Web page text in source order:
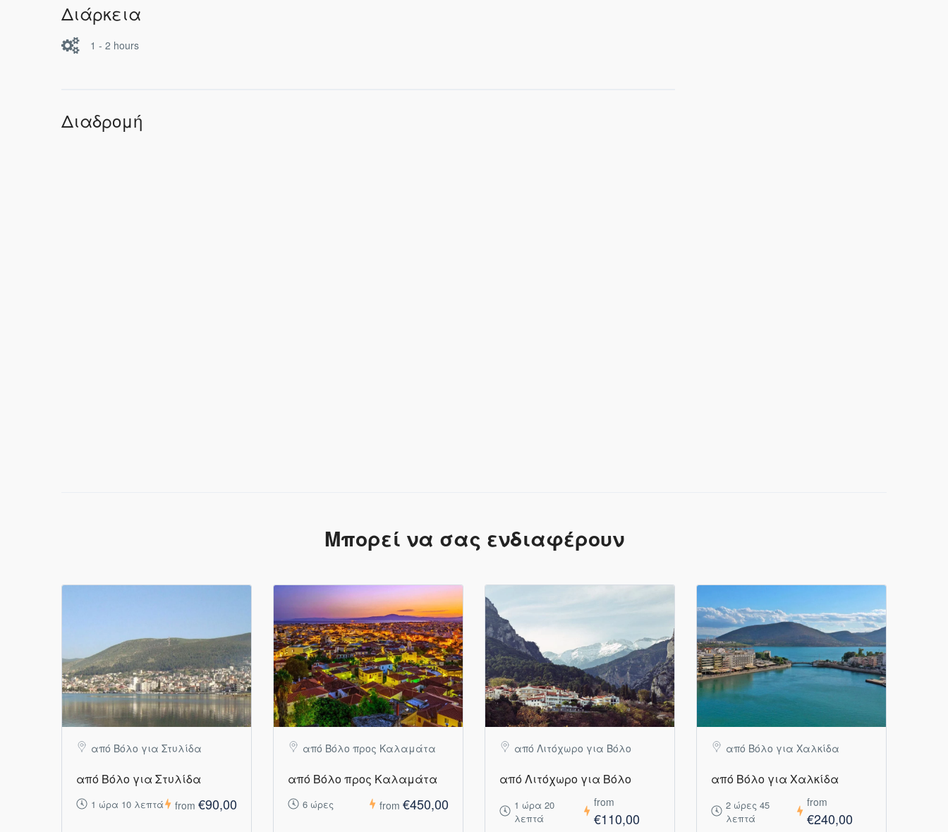
Διάρκεια
1 - 2 hours
Διαδρομή
Μπορεί να σας ενδιαφέρουν
από Βόλο για Στυλίδα
από Βόλο για Στυλίδα
1 ώρα 10 λεπτά from €90,00
από Βόλο προς Καλαμάτα
από Βόλο προς Καλαμάτα
6 ώρες from €450,00
από Λιτόχωρο για Βόλο
από Λιτόχωρο για Βόλο
1 ώρα 20
λεπτά
from
€110,00
από Βόλο για Χαλκίδα
από Βόλο για Χαλκίδα
2 ώρες 45
λεπτά
from
€240,00